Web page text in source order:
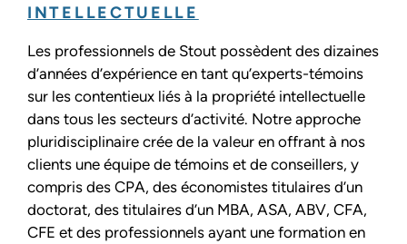
INTELLECTUELLE
Les professionnels de Stout possèdent des dizaines
d’années d’expérience en tant qu’experts-témoins
sur les contentieux liés à la propriété intellectuelle
dans tous les secteurs d’activité. Notre approche
pluridisciplinaire crée de la valeur en offrant à nos
clients une équipe de témoins et de conseillers, y
compris des CPA, des économistes titulaires d’un
doctorat, des titulaires d’un MBA, ASA, ABV, CFA,
CFE et des professionnels ayant une formation en